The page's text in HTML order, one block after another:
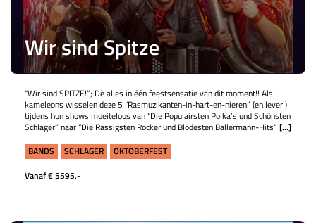
Wir sind Spitze
“Wir sind SPITZE!”; Dè alles in één feestsensatie van dit moment!! Als
kameleons wisselen deze 5 “Rasmuzikanten-in-hart-en-nieren” (en lever!)
tijdens hun shows moeiteloos van “Die Populairsten Polka’s und Schönsten
Schlager” naar “Die Rassigsten Rocker und Blödesten Ballermann-Hits” [...]
BANDS
SCHLAGER
OKTOBERFEST
Vanaf € 5595,-